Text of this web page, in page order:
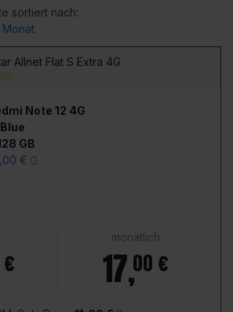
sortiert nach:
Allnet Flat S Extra 4G
Note 12 4G
GB
€
monatlich
17,00 €